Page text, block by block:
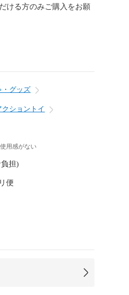
ける方のみご購入をお願
・グッズ
ショントイ
用感がない
担)
便